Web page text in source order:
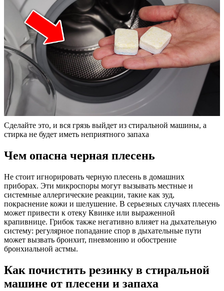
Сделайте это, и вся грязь выйдет из стиральной машины, а
стирка не будет иметь неприятного запаха
Чем опасна черная плесень
Не стоит игнорировать черную плесень в домашних
приборах. Эти микроспоры могут вызывать местные и
системные аллергические реакции, такие как зуд,
покраснение кожи и шелушение. В серьезных случаях плесень
может привести к отеку Квинке или выраженной
крапивнице. Грибок также негативно влияет на дыхательную
систему: регулярное попадание спор в дыхательные пути
может вызвать бронхит, пневмонию и обострение
бронхиальной астмы.
Как почистить резинку в стиральной
машине от плесени и запаха